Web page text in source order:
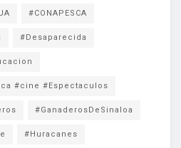
#CONAPESCA
#Desaparecida
#cine #Espectaculos
#GanaderosDeSinaloa
#Huracanes